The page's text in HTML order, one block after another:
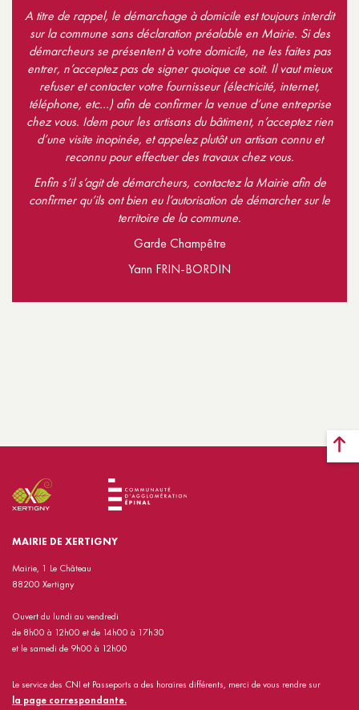
A titre de rappel, le démarchage à domicile est toujours interdit
sur la commune sans déclaration préalable en Mairie. Si des
démarcheurs se présentent à votre domicile, ne les faites pas
entrer, n’acceptez pas de signer quoique ce soit. Il vaut mieux
refuser et contacter votre fournisseur (électricité, internet,
téléphone, etc…) afin de confirmer la venue d’une entreprise
chez vous. Idem pour les artisans du bâtiment, n’acceptez rien
d’une visite inopinée, et appelez plutôt un artisan connu et
reconnu pour effectuer des travaux chez vous.
Enfin s’il s’agit de démarcheurs, contactez la Mairie afin de
confirmer qu’ils ont bien eu l’autorisation de démarcher sur le
territoire de la commune.
Garde Champêtre
Yann FRIN-BORDIN
MAIRIE DE XERTIGNY
Mairie, 1 Le Château
88200 Xertigny
Ouvert du lundi au vendredi
de 8h00 à 12h00 et de 14h00 à 17h30
et le samedi de 9h00 à 12h00
Le service des CNI et Passeports a des horaires différents, merci de vous rendre sur
la page correspondante.